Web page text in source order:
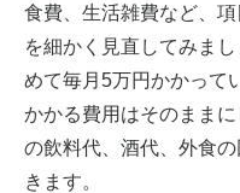
食費、生活雑費など、
を細かく見直してみま
めて毎月5万円かかって
かかる費用はそのまま
の飲料代、酒代、外食
きます。